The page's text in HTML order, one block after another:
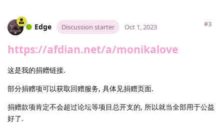
Edge Discussion starter #3
Oct 1, 2023
https://afdian.net/a/monikalove
这是我的捐赠链接.
部分捐赠项可以获取回赠服务, 具体见捐赠页面.
捐赠款项肯定不会超过论坛等项目总开支的, 所以就当全部用于公益
好了.